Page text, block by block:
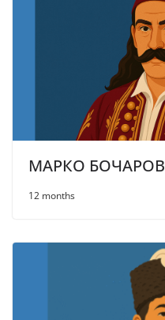
МАРКО БОЧАРОВ
12 months